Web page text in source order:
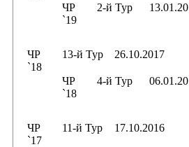
ЧР
`19
2-й Тур
ЧР
`18
13-й Тур 26.10.2017
ЧР
`18
4-й Тур
ЧР
`17
11-й Тур 17.10.2016